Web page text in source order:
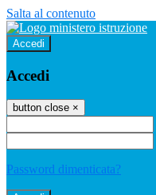
Salta al contenuto
Accedi
Accedi
button close ×
Password dimenticata?